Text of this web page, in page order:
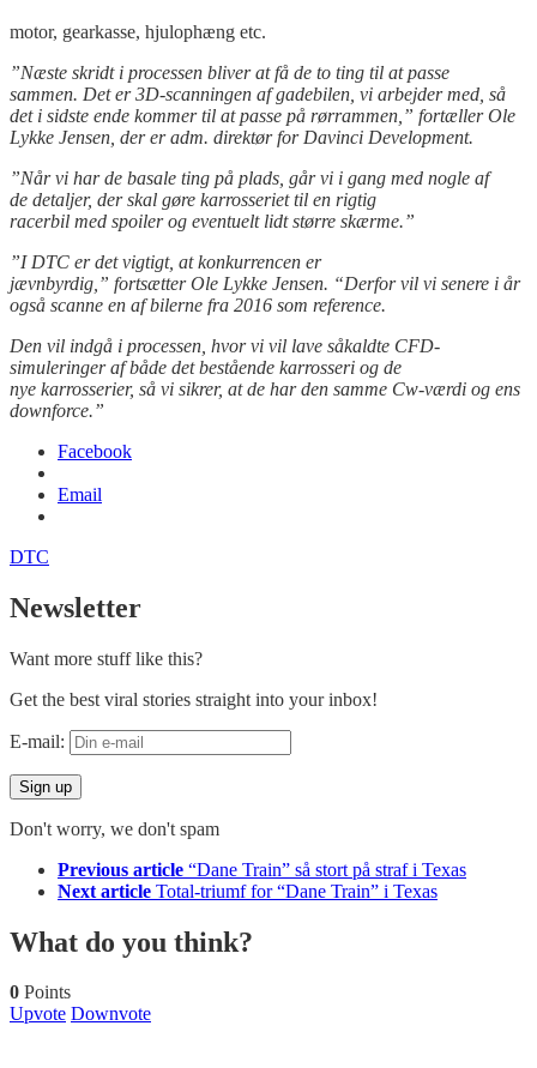
motor, gearkasse, hjulophæng etc.
”Næste skridt i processen bliver at få de to ting til at passe
sammen. Det er 3D-scanningen af gadebilen, vi arbejder med, så
det i sidste ende kommer til at passe på rørrammen,” fortæller Ole
Lykke Jensen, der er adm. direktør for Davinci Development.
”Når vi har de basale ting på plads, går vi i gang med nogle af
de detaljer, der skal gøre karrosseriet til en rigtig
racerbil med spoiler og eventuelt lidt større skærme.”
”I DTC er det vigtigt, at konkurrencen er
jævnbyrdig,” fortsætter Ole Lykke Jensen. “Derfor vil vi senere i år
også scanne en af bilerne fra 2016 som reference.
Den vil indgå i processen, hvor vi vil lave såkaldte CFD-
simuleringer af både det bestående karrosseri og de
nye karrosserier, så vi sikrer, at de har den samme Cw-værdi og ens
downforce.”
Facebook
Email
DTC
Newsletter
Want more stuff like this?
Get the best viral stories straight into your inbox!
E-mail:
Don't worry, we don't spam
more
Previous article “Dane Train” så stort på straf i Texas
Next article Total-triumf for “Dane Train” i Texas
What do you think?
0 Points
Upvote Downvote